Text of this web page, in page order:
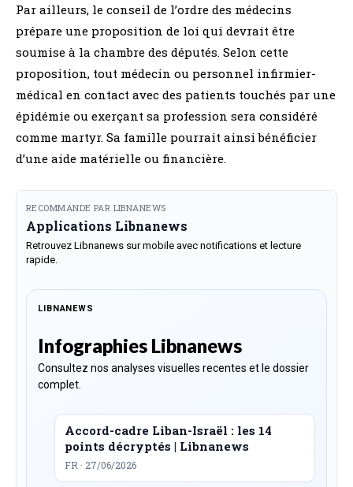
Par ailleurs, le conseil de l’ordre des médecins
prépare une proposition de loi qui devrait être
soumise à la chambre des députés. Selon cette
proposition, tout médecin ou personnel infirmier-
médical en contact avec des patients touchés par une
épidémie ou exerçant sa profession sera considéré
comme martyr. Sa famille pourrait ainsi bénéficier
d’une aide matérielle ou financière.
RECOMMANDE PAR LIBNANEWS
Applications Libnanews
Retrouvez Libnanews sur mobile avec notifications et lecture
rapide.
LIBNANEWS
Infographies Libnanews
Consultez nos analyses visuelles recentes et le dossier
complet.
Accord-cadre Liban-Israël : les 14
points décryptés | Libnanews
FR · 27/06/2026